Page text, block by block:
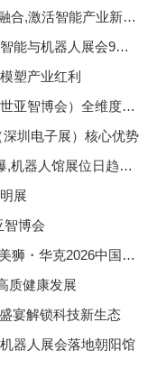
2026杭州AI+机器人大会|深耕大模型融合,激活智能产业新动能
赋能长三角智造升级！2026杭州人工智能与机器人展会9月启幕
塑产业红利
2027亚洲国际人工智能产业博览会（世亚智博会）全维度介绍
圳电子展）核心优势
高交会“人工智能与机器人展”报名火爆,机器人馆展位日趋稀缺
展
智博会
思想碰撞启新局，精准对接促共赢｜美狮・华克2026中国餐饮包装创新发展大会圆满收官
质健康发展
宴解锁科技新生态
器人展会落地朝阳馆